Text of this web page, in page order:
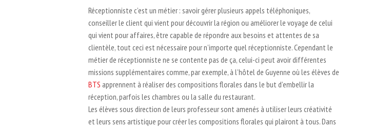
Réceptionniste c’est un métier : savoir gérer plusieurs appels téléphoniques,
conseiller le client qui vient pour découvrir la région ou améliorer le voyage de celui
qui vient pour affaires, être capable de répondre aux besoins et attentes de sa
clientèle, tout ceci est nécessaire pour n’importe quel réceptionniste. Cependant le
métier de réceptionniste ne se contente pas de ça, celui-ci peut avoir différentes
missions supplémentaires comme, par exemple, à l’hôtel de Guyenne où les élèves de
BTS apprennent à réaliser des compositions florales dans le but d’embellir la
réception, parfois les chambres ou la salle du restaurant.
Les élèves sous direction de leurs professeur sont amenés à utiliser leurs créativité
et leurs sens artistique pour créer les compositions florales qui plairont à tous. Dans